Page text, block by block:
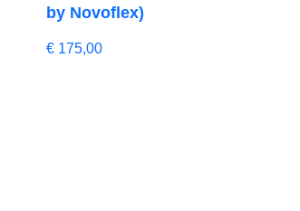
by Novoflex)
€ 175,00